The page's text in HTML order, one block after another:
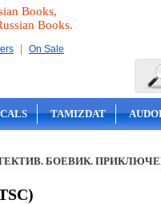
Books,
Books.
| On Sale
TAMIZDAT
БОЕВИК.